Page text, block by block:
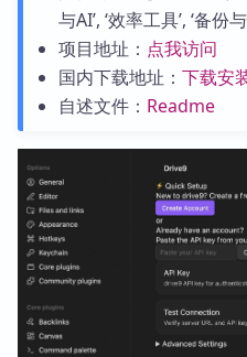
与AI’, ‘效率工具’, ‘备份
项目地址： 点我访问
国内下载地址： 下载安
自述文件： Readme